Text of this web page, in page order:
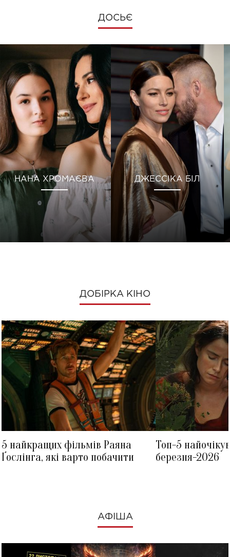
ДОСЬЄ
НАНА ХРОМАЄВА ДЖЕССІКА БІЛ
ДОБІРКА КІНО
5 найкращих фільмів Раяна
Ґослінга, які варто побачити
Топ-5
березня-2026
АФІША